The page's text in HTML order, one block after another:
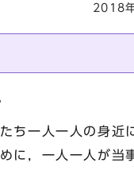
2018
ち一人一人の身近
に，一人一人が当